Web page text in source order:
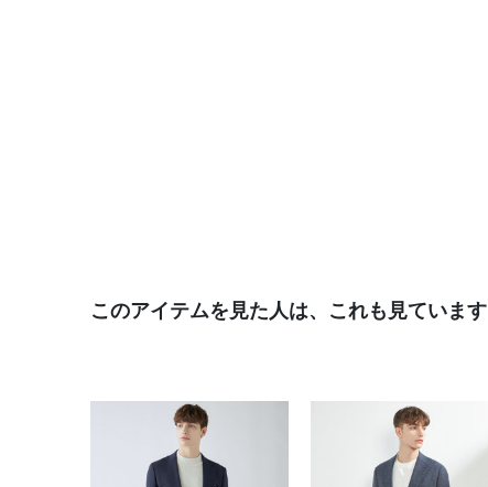
このアイテムを見た人は、これも見ています